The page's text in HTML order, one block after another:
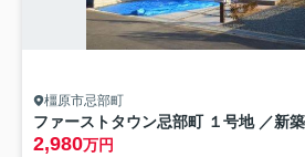
橿原市忌部町
ファーストタウン忌部町 １号地 ／新
2,980万円